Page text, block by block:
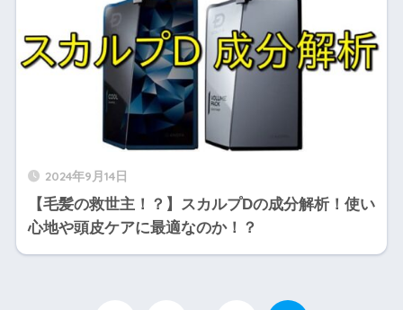
2024年9月14日
【毛髪の救世主！？】スカルプDの成分解析！使い
心地や頭皮ケアに最適なのか！？